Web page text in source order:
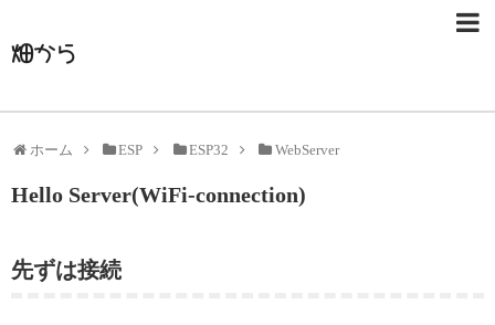
畑から
ホーム ESP ESP32 WebServer
Hello Server(WiFi-connection)
先ずは接続